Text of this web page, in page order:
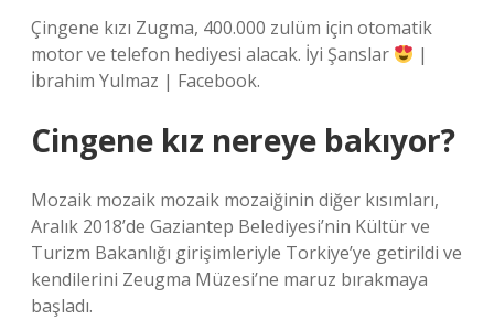
Çingene kızı Zugma, 400.000 zulüm için otomatik
motor ve telefon hediyesi alacak. İyi Şanslar
|
İbrahim Yulmaz | Facebook.
Cingene kız nereye bakıyor?
Mozaik mozaik mozaik mozaiğinin diğer kısımları,
Aralık 2018’de Gaziantep Belediyesi’nin Kültür ve
Turizm Bakanlığı girişimleriyle Torkiye’ye getirildi ve
kendilerini Zeugma Müzesi’ne maruz bırakmaya
başladı.